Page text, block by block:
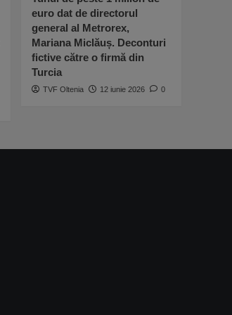
euro dat de directorul
general al Metrorex,
Mariana Miclăuș. Deconturi
fictive către o firmă din
Turcia
TVF Oltenia 12 iunie 2026 0